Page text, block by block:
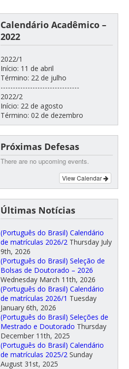
Calendário Acadêmico –
2022
2022/1
Início: 11 de abril
Término: 22 de julho
--------------------------------
2022/2
Início: 22 de agosto
Término: 02 de dezembro
Próximas Defesas
There are no upcoming events.
View Calendar
Últimas Notícias
(Português do Brasil) Calendário
de matrículas 2026/2 Thursday July
9th, 2026
(Português do Brasil) Seleção de
Bolsas de Doutorado – 2026
Wednesday March 11th, 2026
(Português do Brasil) Calendário
de matrículas 2026/1 Tuesday
January 6th, 2026
(Português do Brasil) Seleções de
Mestrado e Doutorado Thursday
December 11th, 2025
(Português do Brasil) Calendário
de matrículas 2025/2 Sunday
August 31st, 2025